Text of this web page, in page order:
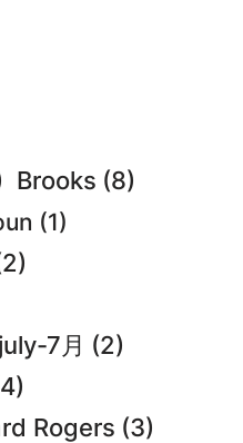
Brooks (8)
(1)
july-7月 (2)
Rogers (3)